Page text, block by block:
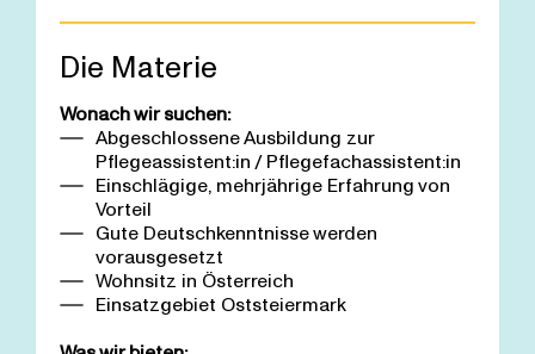
Die Materie
Wonach wir suchen:
Abgeschlossene Ausbildung zur
Pflegeassistent:in / Pflegefachassistent:in
Einschlägige, mehrjährige Erfahrung von
Vorteil
Gute Deutschkenntnisse werden
vorausgesetzt
Wohnsitz in Österreich
Einsatzgebiet Oststeiermark